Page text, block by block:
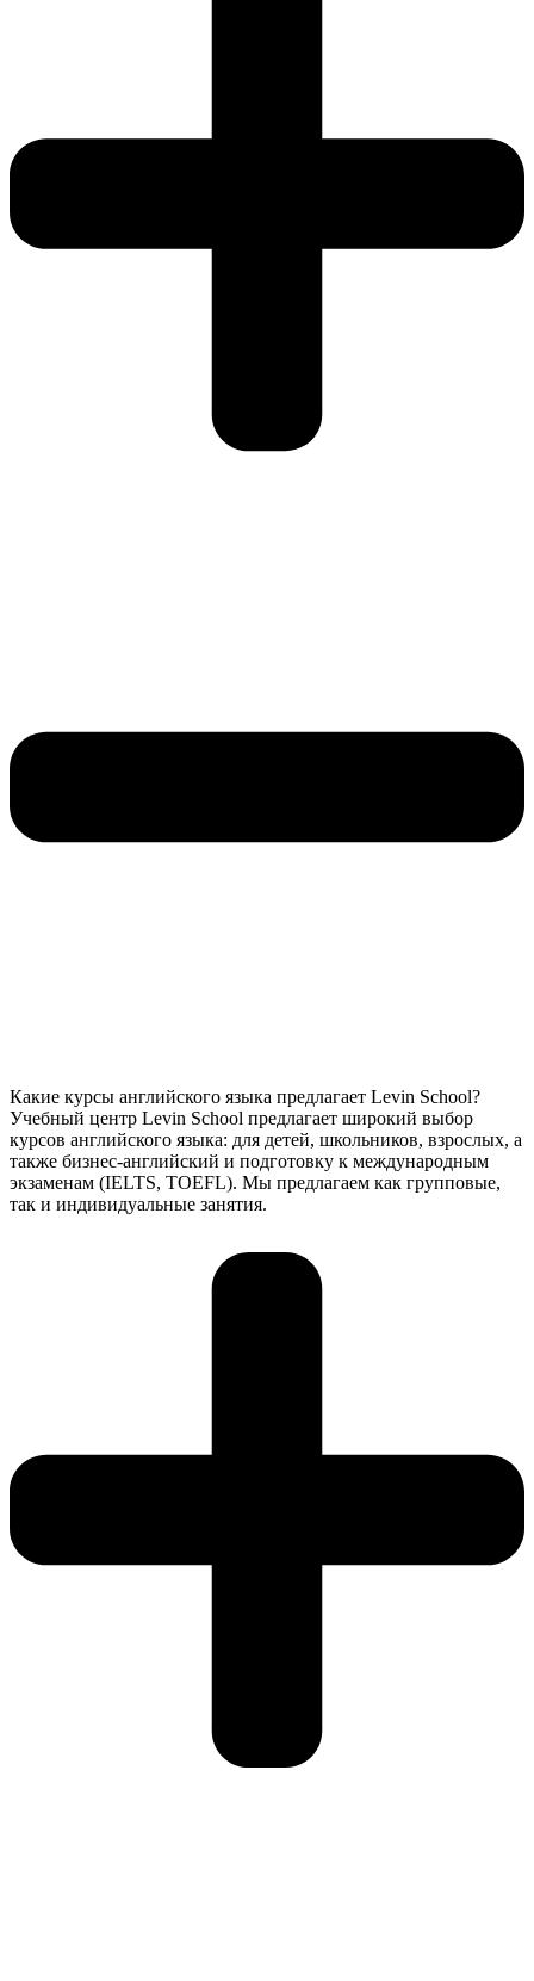
Какие курсы английского языка предлагает Levin School?
Учебный центр Levin School предлагает широкий выбор
курсов английского языка: для детей, школьников, взрослых, а
также бизнес-английский и подготовку к международным
экзаменам (IELTS, TOEFL). Мы предлагаем как групповые,
так и индивидуальные занятия.